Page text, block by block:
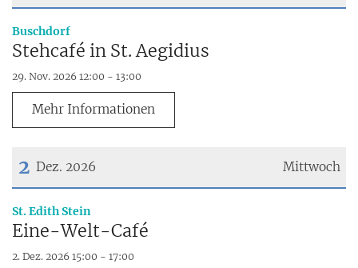
Datum: 29. November 2026
Buschdorf:
Stehcafé in St. Aegidius
29. Nov. 2026 12:00 - 13:00
Mehr Informationen
Mittwoch
2 Dez. 2026
Datum: 2. Dezember 2026
St. Edith Stein
Eine-Welt-Café
2. Dez. 2026 15:00 - 17:00